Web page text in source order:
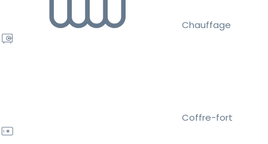
Chauffage
Coffre-fort